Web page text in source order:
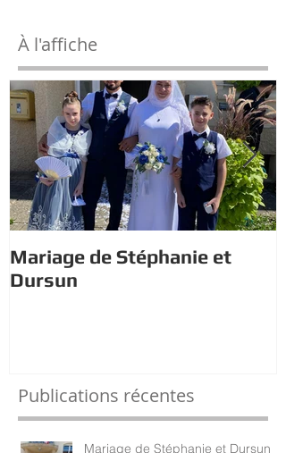
À l'affiche
Mariage de Stéphanie et
Dursun
Publications récentes
Mariage de Stéphanie et Dursun